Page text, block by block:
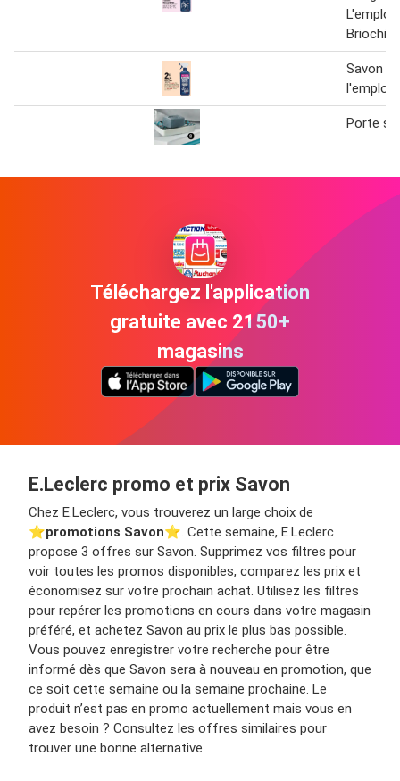
L'emploi
Briochin"
Savon
l'emploi
Porte
Téléchargez l'application
gratuite avec 2150+
magasins
E.Leclerc promo et prix Savon
Chez E.Leclerc, vous trouverez un large choix de
⭐️promotions Savon⭐️. Cette semaine, E.Leclerc
propose 3 offres sur Savon. Supprimez vos filtres pour
voir toutes les promos disponibles, comparez les prix et
économisez sur votre prochain achat. Utilisez les filtres
pour repérer les promotions en cours dans votre magasin
préféré, et achetez Savon au prix le plus bas possible.
Vous pouvez enregistrer votre recherche pour être
informé dès que Savon sera à nouveau en promotion, que
ce soit cette semaine ou la semaine prochaine. Le
produit n’est pas en promo actuellement mais vous en
avez besoin ? Consultez les offres similaires pour
trouver une bonne alternative.